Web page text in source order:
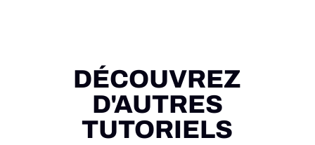
DÉCOUVREZ
D'AUTRES
TUTORIELS